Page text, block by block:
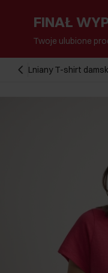
FINAŁ
Twoje ulubione
Lniany T-shirt